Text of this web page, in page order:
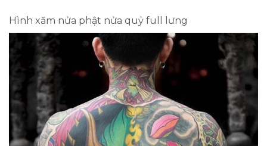
Hình xăm nửa phật nửa quỷ full lưng